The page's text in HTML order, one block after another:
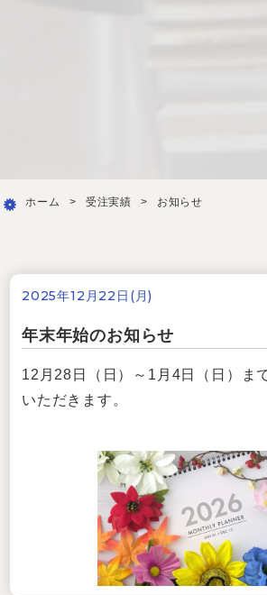
ホーム > 受注実績 > お知らせ
2025年12月22日(月)
年末年始のお知らせ
12月28日（日）～1月4日（日）ま
いただきます。